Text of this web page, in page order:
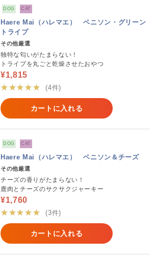
DOG CAT
Haere Mai（ハレマエ） ベニソン・グリーン
トライプ
その他厳選
独特な匂いがたまらない！
トライプを丸ごと乾燥させたおやつ
¥1,815
★★★★★
(4件)
カートに入れる
DOG CAT
Haere Mai（ハレマエ） ベニソン＆チーズ
その他厳選
チーズの香りがたまらない！
鹿肉とチーズのサクサクジャーキー
¥1,760
★★★★★
(3件)
カートに入れる